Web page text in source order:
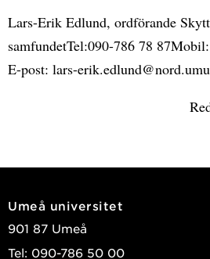
Lars-Erik Edlund, ordförande
samfundetTel:090-786 78
E-post: lars-
Umeå universitet
901 87 Umeå
Tel: 090-786 50 00